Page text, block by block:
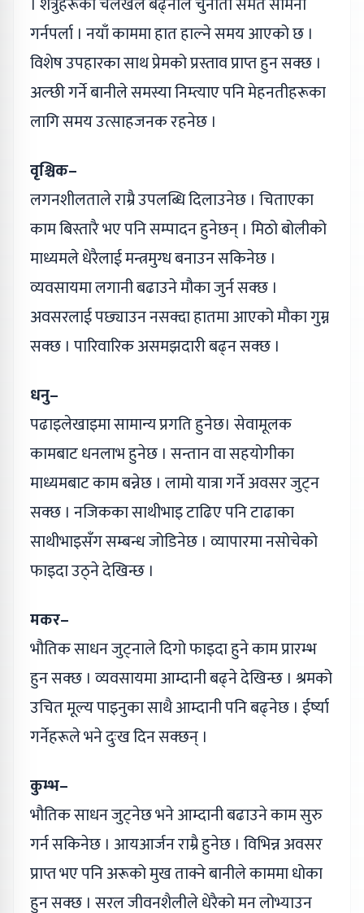
गर्नपर्ला । नयाँ काममा हात हाल्ने समय आएको छ ।
विशेष उपहारका साथ प्रेमको प्रस्ताव प्राप्त हुन सक्छ ।
अल्छी गर्ने बानीले समस्या निम्त्याए पनि मेहनतीहरूका
लागि समय उत्साहजनक रहनेछ ।
वृश्चिक–
लगनशीलताले राम्रै उपलब्धि दिलाउनेछ । चिताएका
काम बिस्तारै भए पनि सम्पादन हुनेछन् । मिठो बोलीको
माध्यमले धेरैलाई मन्त्रमुग्ध बनाउन सकिनेछ ।
व्यवसायमा लगानी बढाउने मौका जुर्न सक्छ ।
अवसरलाई पछ्याउन नसक्दा हातमा आएको मौका गुम्न
सक्छ । पारिवारिक असमझदारी बढ्न सक्छ ।
धनु–
पढाइलेखाइमा सामान्य प्रगति हुनेछ। सेवामूलक
कामबाट धनलाभ हुनेछ । सन्तान वा सहयोगीका
माध्यमबाट काम बन्नेछ । लामो यात्रा गर्ने अवसर जुट्न
सक्छ । नजिकका साथीभाइ टाढिए पनि टाढाका
साथीभाइसँग सम्बन्ध जोडिनेछ । व्यापारमा नसोचेको
फाइदा उठ्ने देखिन्छ ।
मकर–
भौतिक साधन जुट्नाले दिगो फाइदा हुने काम प्रारम्भ
हुन सक्छ । व्यवसायमा आम्दानी बढ्ने देखिन्छ । श्रमको
उचित मूल्य पाइनुका साथै आम्दानी पनि बढ्नेछ । ईर्ष्या
गर्नेहरूले भने दुःख दिन सक्छन् ।
कुम्भ–
भौतिक साधन जुट्नेछ भने आम्दानी बढाउने काम सुरु
गर्न सकिनेछ । आयआर्जन राम्रै हुनेछ । विभिन्न अवसर
प्राप्त भए पनि अरूको मुख ताक्ने बानीले काममा धोका
हुन सक्छ । सरल जीवनशैलीले धेरैको मन लोभ्याउन